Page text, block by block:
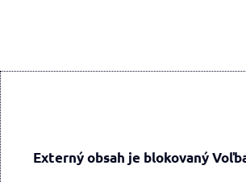
Externý obsah je blokovaný